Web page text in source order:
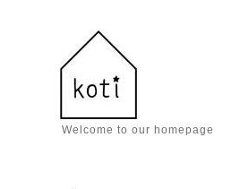
Welcome to our homepage